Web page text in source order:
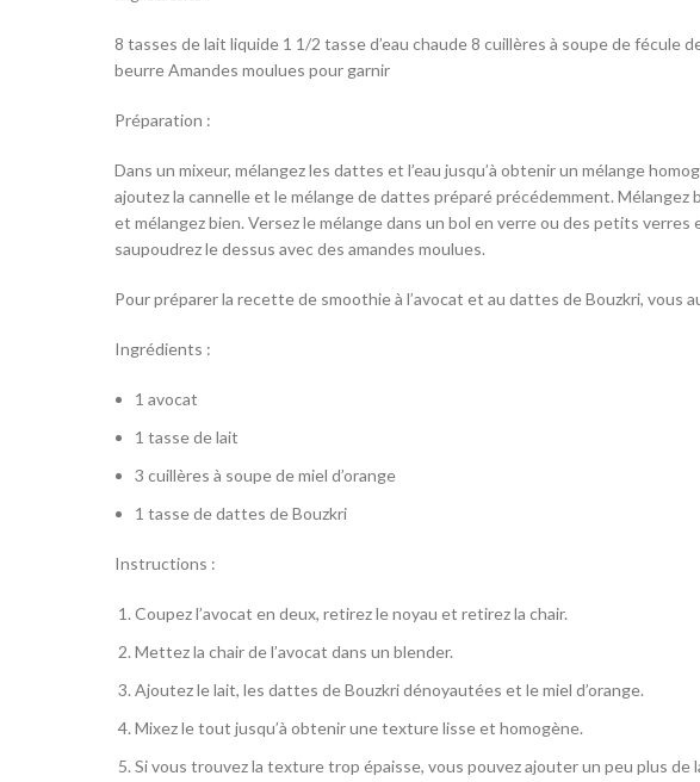
8 tasses de lait liquide 1 1/2 tasse d’eau chaude 8 cuillères à soupe de
beurre Amandes moulues pour garnir
Préparation :
Dans un mixeur, mélangez les dattes et l’eau jusqu’à obtenir un mélange
ajoutez la cannelle et le mélange de dattes préparé précédemment.
et mélangez bien. Versez le mélange dans un bol en verre ou des petits
saupoudrez le dessus avec des amandes moulues.
Pour préparer la recette de smoothie à l’avocat et au dattes de Bouzkri, vous
Ingrédients :
1 avocat
1 tasse de lait
3 cuillères à soupe de miel d’orange
1 tasse de dattes de Bouzkri
Instructions :
Coupez l’avocat en deux, retirez le noyau et retirez la chair.
Mettez la chair de l’avocat dans un blender.
Ajoutez le lait, les dattes de Bouzkri dénoyautées et le miel d’orange.
Mixez le tout jusqu’à obtenir une texture lisse et homogène.
Si vous trouvez la texture trop épaisse, vous pouvez ajouter un peu plus de